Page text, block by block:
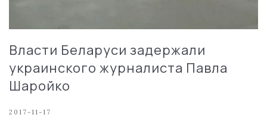
Власти Беларуси задержали
украинского журналиста Павла
Шаройко
2017-11-17